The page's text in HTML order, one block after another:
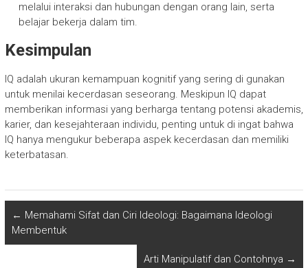
melalui interaksi dan hubungan dengan orang lain, serta
belajar bekerja dalam tim.
Kesimpulan
IQ adalah ukuran kemampuan kognitif yang sering di gunakan
untuk menilai kecerdasan seseorang. Meskipun IQ dapat
memberikan informasi yang berharga tentang potensi akademis,
karier, dan kesejahteraan individu, penting untuk di ingat bahwa
IQ hanya mengukur beberapa aspek kecerdasan dan memiliki
keterbatasan.
← Memahami Sifat dan Ciri Ideologi: Bagaimana Ideologi
Membentuk
Arti Manipulatif dan Contohnya →